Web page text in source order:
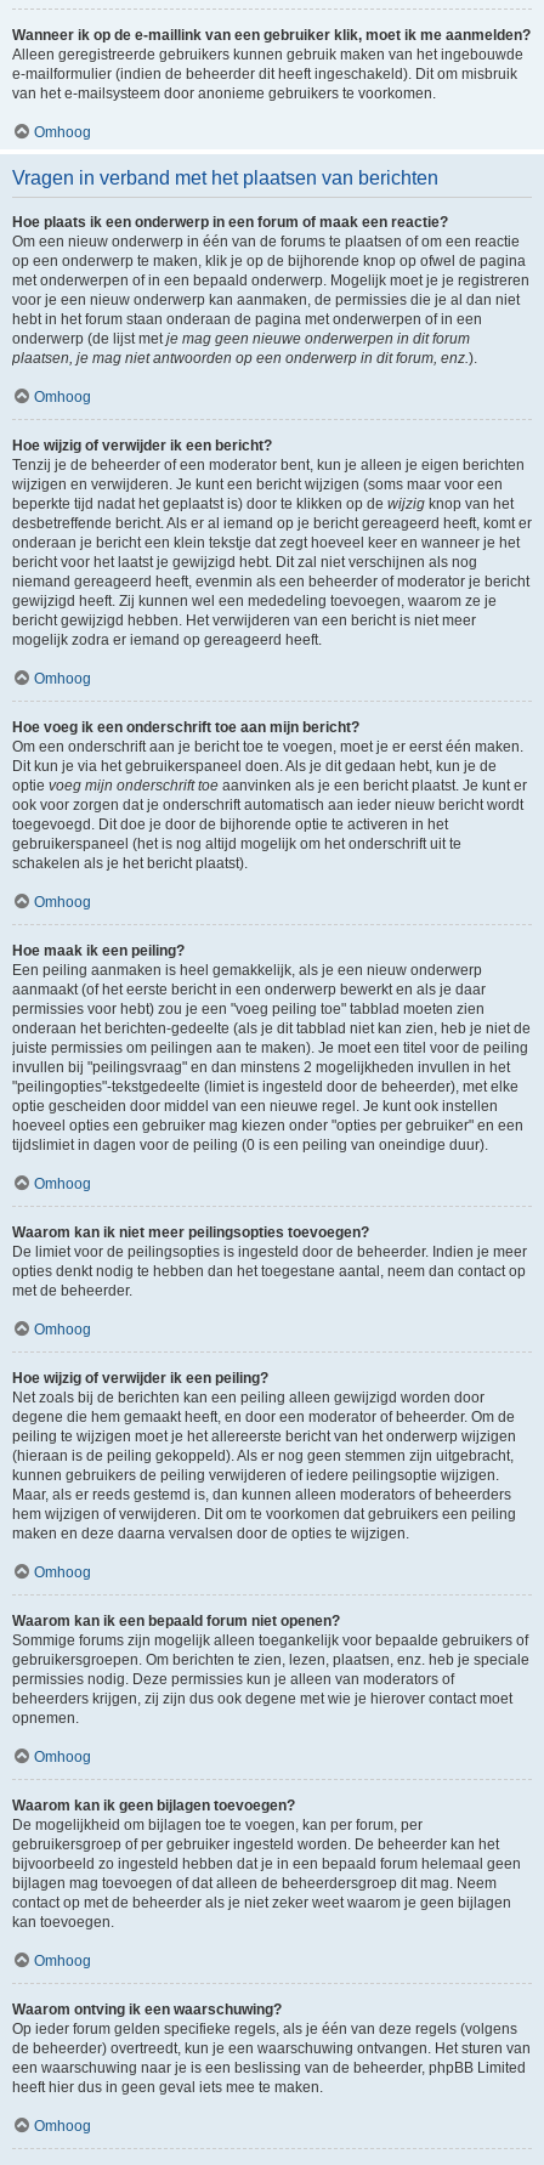
Wanneer ik op de e-maillink van een gebruiker klik, moet ik me aanmelden?
Alleen geregistreerde gebruikers kunnen gebruik maken van het ingebouwde
e-mailformulier (indien de beheerder dit heeft ingeschakeld). Dit om misbruik
van het e-mailsysteem door anonieme gebruikers te voorkomen.
Omhoog
Vragen in verband met het plaatsen van berichten
Hoe plaats ik een onderwerp in een forum of maak een reactie?
Om een nieuw onderwerp in één van de forums te plaatsen of om een reactie
op een onderwerp te maken, klik je op de bijhorende knop op ofwel de pagina
met onderwerpen of in een bepaald onderwerp. Mogelijk moet je je registreren
voor je een nieuw onderwerp kan aanmaken, de permissies die je al dan niet
hebt in het forum staan onderaan de pagina met onderwerpen of in een
onderwerp (de lijst metje mag geen nieuwe onderwerpen in dit forum
plaatsen, je mag niet antwoorden op een onderwerp in dit forum, enz.).
Omhoog
Hoe wijzig of verwijder ik een bericht?
Tenzij je de beheerder of een moderator bent, kun je alleen je eigen berichten
wijzigen en verwijderen. Je kunt een bericht wijzigen (soms maar voor een
beperkte tijd nadat het geplaatst is) door te klikken op de wijzig knop van het
desbetreffende bericht. Als er al iemand op je bericht gereageerd heeft, komt er
onderaan je bericht een klein tekstje dat zegt hoeveel keer en wanneer je het
bericht voor het laatst je gewijzigd hebt. Dit zal niet verschijnen als nog
niemand gereageerd heeft, evenmin als een beheerder of moderator je bericht
gewijzigd heeft. Zij kunnen wel een mededeling toevoegen, waarom ze je
bericht gewijzigd hebben. Het verwijderen van een bericht is niet meer
mogelijk zodra er iemand op gereageerd heeft.
Omhoog
Hoe voeg ik een onderschrift toe aan mijn bericht?
Om een onderschrift aan je bericht toe te voegen, moet je er eerst één maken.
Dit kun je via het gebruikerspaneel doen. Als je dit gedaan hebt, kun je de
optie voeg mijn onderschrift toe aanvinken als je een bericht plaatst. Je kunt er
ook voor zorgen dat je onderschrift automatisch aan ieder nieuw bericht wordt
toegevoegd. Dit doe je door de bijhorende optie te activeren in het
gebruikerspaneel (het is nog altijd mogelijk om het onderschrift uit te
schakelen als je het bericht plaatst).
Omhoog
Hoe maak ik een peiling?
Een peiling aanmaken is heel gemakkelijk, als je een nieuw onderwerp
aanmaakt (of het eerste bericht in een onderwerp bewerkt en als je daar
permissies voor hebt) zou je een "voeg peiling toe" tabblad moeten zien
onderaan het berichten-gedeelte (als je dit tabblad niet kan zien, heb je niet de
juiste permissies om peilingen aan te maken). Je moet een titel voor de peiling
invullen bij "peilingsvraag" en dan minstens 2 mogelijkheden invullen in het
"peilingopties"-tekstgedeelte (limiet is ingesteld door de beheerder), met elke
optie gescheiden door middel van een nieuwe regel. Je kunt ook instellen
hoeveel opties een gebruiker mag kiezen onder "opties per gebruiker" en een
tijdslimiet in dagen voor de peiling (0 is een peiling van oneindige duur).
Omhoog
Waarom kan ik niet meer peilingsopties toevoegen?
De limiet voor de peilingsopties is ingesteld door de beheerder. Indien je meer
opties denkt nodig te hebben dan het toegestane aantal, neem dan contact op
met de beheerder.
Omhoog
Hoe wijzig of verwijder ik een peiling?
Net zoals bij de berichten kan een peiling alleen gewijzigd worden door
degene die hem gemaakt heeft, en door een moderator of beheerder. Om de
peiling te wijzigen moet je het allereerste bericht van het onderwerp wijzigen
(hieraan is de peiling gekoppeld). Als er nog geen stemmen zijn uitgebracht,
kunnen gebruikers de peiling verwijderen of iedere peilingsoptie wijzigen.
Maar, als er reeds gestemd is, dan kunnen alleen moderators of beheerders
hem wijzigen of verwijderen. Dit om te voorkomen dat gebruikers een peiling
maken en deze daarna vervalsen door de opties te wijzigen.
Omhoog
Waarom kan ik een bepaald forum niet openen?
Sommige forums zijn mogelijk alleen toegankelijk voor bepaalde gebruikers of
gebruikersgroepen. Om berichten te zien, lezen, plaatsen, enz. heb je speciale
permissies nodig. Deze permissies kun je alleen van moderators of
beheerders krijgen, zij zijn dus ook degene met wie je hierover contact moet
opnemen.
Omhoog
Waarom kan ik geen bijlagen toevoegen?
De mogelijkheid om bijlagen toe te voegen, kan per forum, per
gebruikersgroep of per gebruiker ingesteld worden. De beheerder kan het
bijvoorbeeld zo ingesteld hebben dat je in een bepaald forum helemaal geen
bijlagen mag toevoegen of dat alleen de beheerdersgroep dit mag. Neem
contact op met de beheerder als je niet zeker weet waarom je geen bijlagen
kan toevoegen.
Omhoog
Waarom ontving ik een waarschuwing?
Op ieder forum gelden specifieke regels, als je één van deze regels (volgens
de beheerder) overtreedt, kun je een waarschuwing ontvangen. Het sturen van
een waarschuwing naar je is een beslissing van de beheerder, phpBB Limited
heeft hier dus in geen geval iets mee te maken.
Omhoog